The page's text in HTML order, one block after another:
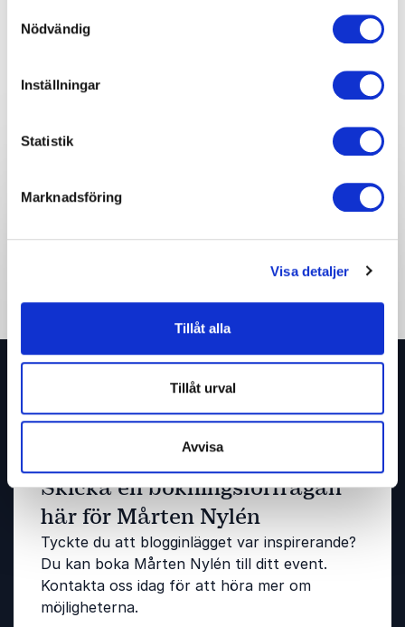
Nödvändig
Inställningar
Statistik
Marknadsföring
Visa detaljer
Tillåt alla
Tillåt urval
Avvisa
Skicka en förfrågan på Mårten
Skicka en bokningsförfrågan
här för Mårten Nylén
Tyckte du att blogginlägget var inspirerande?
Du kan boka Mårten Nylén till ditt event.
Kontakta oss idag för att höra mer om
möjligheterna.